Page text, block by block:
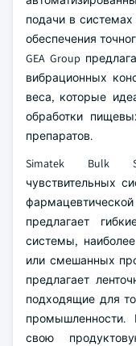
подачи в
обеспечения
GEA Group
вибрационных
веса, которые
обработки
препаратов.
Simatek Bulk
чувствительных
предлагает
системы,
или смешанных
предлагает
подходящие для
свою